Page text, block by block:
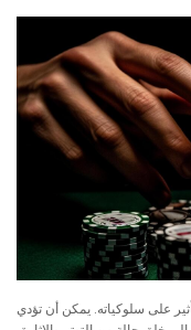
على سلوكياته. يمكن أن تؤدي